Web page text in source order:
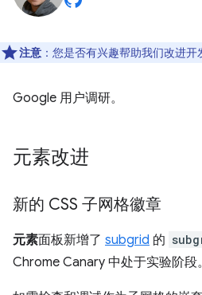
注意 ：您是否有兴趣帮助我们改进
Google 用户调研。
元素改进
新的 CSS 子网格徽章
元素面板新增了 subgrid 的
Chrome Canary 中处于实验阶段。